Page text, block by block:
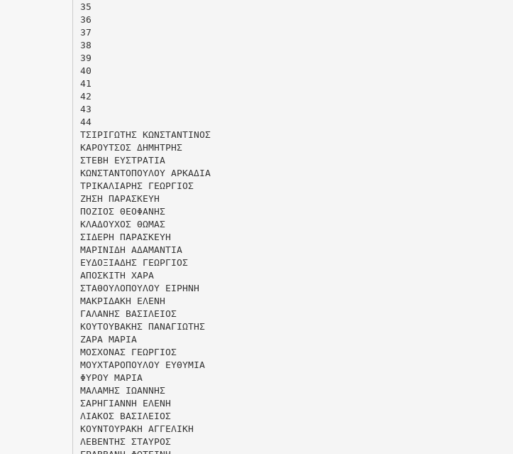
35
36
37
38
39
40
41
42
43
44
ΤΣΙΡΙΓΩΤΗΣ ΚΩΝΣΤΑΝΤΙΝΟΣ
ΚΑΡΟΥΤΣΟΣ ΔΗΜΗΤΡΗΣ
ΣΤΕΒΗ ΕΥΣΤΡΑΤΙΑ
ΚΩΝΣΤΑΝΤΟΠΟΥΛΟΥ ΑΡΚΑΔΙΑ
ΤΡΙΚΑΛΙΑΡΗΣ ΓΕΩΡΓΙΟΣ
ΖΗΣΗ ΠΑΡΑΣΚΕΥΗ
ΠΟΖΙΟΣ ΘΕΟΦΑΝΗΣ
ΚΛΑΔΟΥΧΟΣ ΘΩΜΑΣ
ΣΙΔΕΡΗ ΠΑΡΑΣΚΕΥΗ
ΜΑΡΙΝΙΔΗ ΑΔΑΜΑΝΤΙΑ
ΕΥΔΟΞΙΑΔΗΣ ΓΕΩΡΓΙΟΣ
ΑΠΟΣΚΙΤΗ ΧΑΡΑ
ΣΤΑΘΟΥΛΟΠΟΥΛΟΥ ΕΙΡΗΝΗ
ΜΑΚΡΙΔΑΚΗ ΕΛΕΝΗ
ΓΑΛΑΝΗΣ ΒΑΣΙΛΕΙΟΣ
ΚΟΥΤΟΥΒΑΚΗΣ ΠΑΝΑΓΙΩΤΗΣ
ΖΑΡΑ ΜΑΡΙΑ
ΜΟΣΧΟΝΑΣ ΓΕΩΡΓΙΟΣ
ΜΟΥΧΤΑΡΟΠΟΥΛΟΥ ΕΥΘΥΜΙΑ
ΦΥΡΟΥ ΜΑΡΙΑ
ΜΑΛΑΜΗΣ ΙΩΑΝΝΗΣ
ΣΑΡΗΓΙΑΝΝΗ ΕΛΕΝΗ
ΛΙΑΚΟΣ ΒΑΣΙΛΕΙΟΣ
ΚΟΥΝΤΟΥΡΑΚΗ ΑΓΓΕΛΙΚΗ
ΛΕΒΕΝΤΗΣ ΣΤΑΥΡΟΣ